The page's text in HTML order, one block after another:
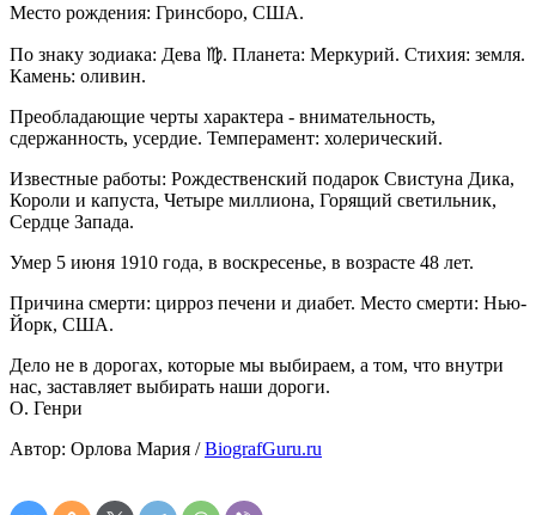
Место рождения: Гринсборо, США.
По знаку зодиака: Дева ♍. Планета: Меркурий. Стихия: земля.
Камень: оливин.
Преобладающие черты характера - внимательность,
сдержанность, усердие. Темперамент: холерический.
Известные работы: Рождественский подарок Свистуна Дика,
Короли и капуста, Четыре миллиона, Горящий светильник,
Сердце Запада.
Умер 5 июня 1910 года, в воскресенье, в возрасте 48 лет.
Причина смерти: цирроз печени и диабет. Место смерти: Нью-
Йорк, США.
Дело не в дорогах, которые мы выбираем, а том, что внутри
нас, заставляет выбирать наши дороги.
О. Генри
Автор: Орлова Мария /BiografGuru.ru